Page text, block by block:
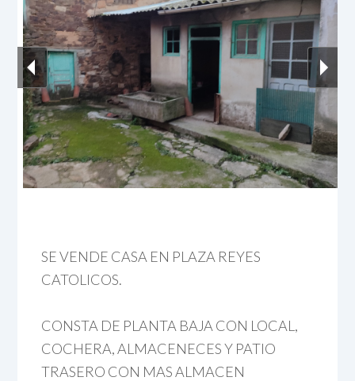
SE VENDE CASA EN PLAZA REYES
CATOLICOS.
CONSTA DE PLANTA BAJA CON LOCAL,
COCHERA, ALMACENECES Y PATIO
TRASERO CON MAS ALMACEN